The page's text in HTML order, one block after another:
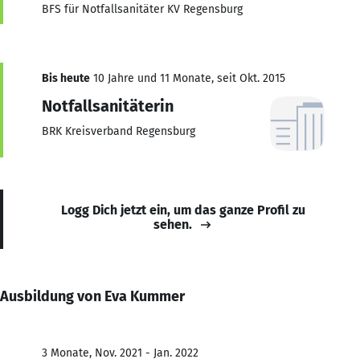
BFS für Notfallsanitäter KV Regensburg
Bis heute 10 Jahre und 11 Monate, seit Okt. 2015
Notfallsanitäterin
BRK Kreisverband Regensburg
Logg Dich jetzt ein, um das ganze Profil zu
sehen.
Ausbildung von Eva Kummer
3 Monate, Nov. 2021 - Jan. 2022